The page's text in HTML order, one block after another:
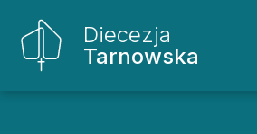
Diecezja
Tarnowska